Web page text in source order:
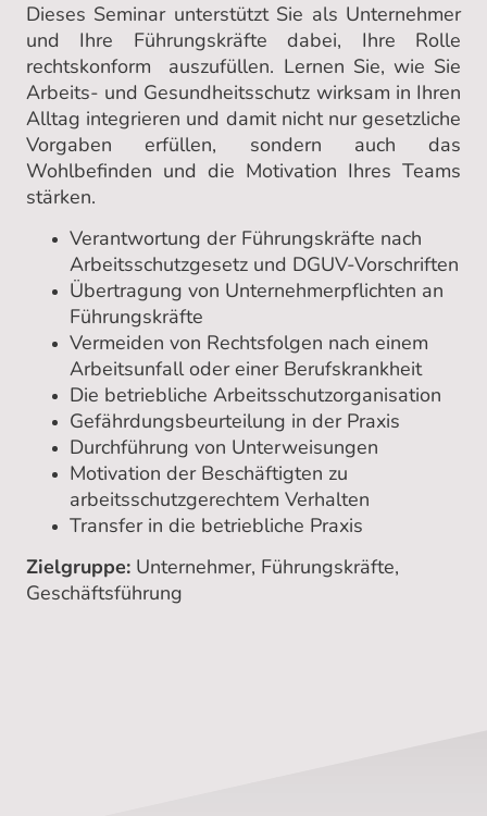
Dieses Seminar unterstützt Sie als Unternehmer
und Ihre Führungskräfte dabei, Ihre Rolle
rechtskonform auszufüllen. Lernen Sie, wie Sie
Arbeits- und Gesundheitsschutz wirksam in Ihren
Alltag integrieren und damit nicht nur gesetzliche
Vorgaben erfüllen, sondern auch das
Wohlbefinden und die Motivation Ihres Teams
stärken.
Verantwortung der Führungskräfte nach
Arbeitsschutzgesetz und DGUV-Vorschriften
Übertragung von Unternehmerpflichten an
Führungskräfte
Vermeiden von Rechtsfolgen nach einem
Arbeitsunfall oder einer Berufskrankheit
Die betriebliche Arbeitsschutzorganisation
Gefährdungsbeurteilung in der Praxis
Durchführung von Unterweisungen
Motivation der Beschäftigten zu
arbeitsschutzgerechtem Verhalten
Transfer in die betriebliche Praxis
Zielgruppe: Unternehmer, Führungskräfte,
Geschäftsführung